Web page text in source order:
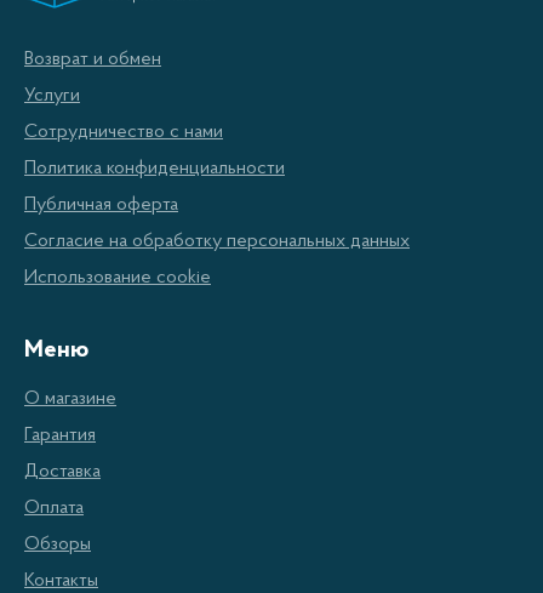
площади, от малогабаритных квартир до офисных и
помещении. Функция Self clean отвечает за удаление
излишней влаги из внутреннего блока и предотвращает
образование плесени.
Возврат и обмен
Услуги
Сотрудничество с нами
Политика конфиденциальности
Публичная оферта
Согласие на обработку персональных данных
Использование cookie
Меню
О магазине
Гарантия
Доставка
Оплата
Обзоры
Контакты